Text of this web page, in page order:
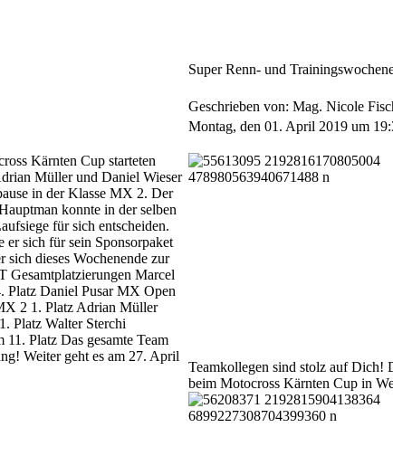
Kärnten Cup starteten
Müller und Daniel Wieser
in der Klasse MX 2. Der
konnte in der selben
für sich entscheiden.
er sich für sein Sponsorpaket
sich dieses Wochenende zur
Gesamtplatzierungen Marcel
Platz Daniel Pusar MX Open
2 1. Platz Adrian Müller
Platz Walter Sterchi
Platz Das gesamte Team
Weiter geht es am 27. April
Super Renn- und
Geschrieben von: Mag. Nicole
Montag, den 01. April 2019 um
Teamkollegen sind stolz auf Dich!
beim Motocross Kärnten Cup in